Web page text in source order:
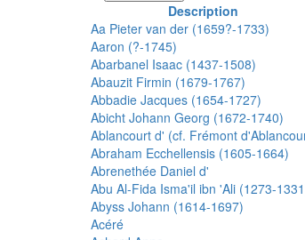
Description
Aa Pieter van der (1659?-1733)
Aaron (?-1745)
Abarbanel Isaac (1437-1508)
Abauzit Firmin (1679-1767)
Abbadie Jacques (1654-1727)
Abicht Johann Georg (1672-1740)
Ablancourt d' (cf. Frémont
Abraham Ecchellensis (1605-1664)
Abrenethée Daniel d'
Abu Al-Fida Isma'il ibn 'Ali (1273-
Abyss Johann (1614-1697)
Acéré